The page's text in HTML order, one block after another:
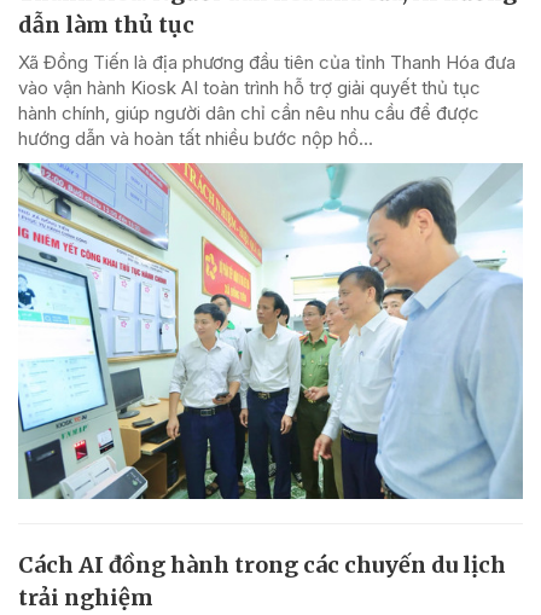
dẫn làm thủ tục
Xã Đồng Tiến là địa phương đầu tiên của tỉnh Thanh Hóa đưa
vào vận hành Kiosk AI toàn trình hỗ trợ giải quyết thủ tục
hành chính, giúp người dân chỉ cần nêu nhu cầu để được
hướng dẫn và hoàn tất nhiều bước nộp hồ...
Cách AI đồng hành trong các chuyến du lịch
trải nghiệm